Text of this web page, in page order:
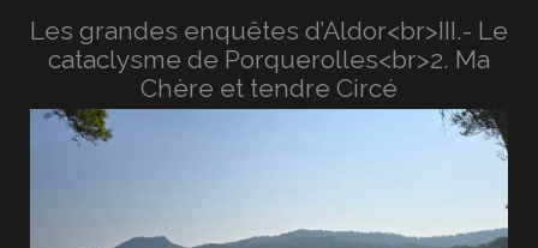
Les grandes enquêtes d’Aldor<br>III.- Le
cataclysme de Porquerolles<br>2. Ma
Chère et tendre Circé